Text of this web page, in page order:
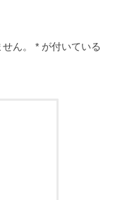
ん。 * が付いている